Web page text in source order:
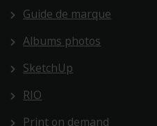
Guide de marque
Albums photos
SketchUp
RIO
Print on demand